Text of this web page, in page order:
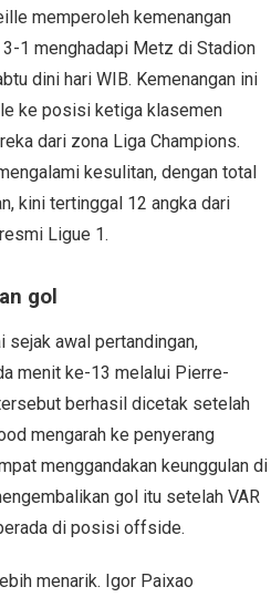
memperoleh kemenangan
1 menghadapi Metz di Stadion
dini hari WIB. Kemenangan ini
ke posisi ketiga klasemen
dari zona Liga Champions.
kesulitan, dengan total
kini tertinggal 12 angka dari
Ligue 1.
gol
awal pertandingan,
menit ke-13 melalui Pierre-
berhasil dicetak setelah
mengarah ke penyerang
menggandakan keunggulan di
gol itu setelah VAR
di posisi offside.
menarik. Igor Paixao